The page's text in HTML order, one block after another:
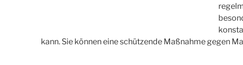
kann. Sie können eine schützende Maßnahme gegen